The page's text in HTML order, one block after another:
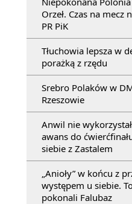
Orzeł. Czas na mecz
PR PiK
Tłuchowia lepsza w
porażką z rzędu
Srebro Polaków w
Rzeszowie
Anwil nie
awans do
siebie z Zastalem
„Anioły” w końcu z
występem u siebie.
pokonali Falubaz